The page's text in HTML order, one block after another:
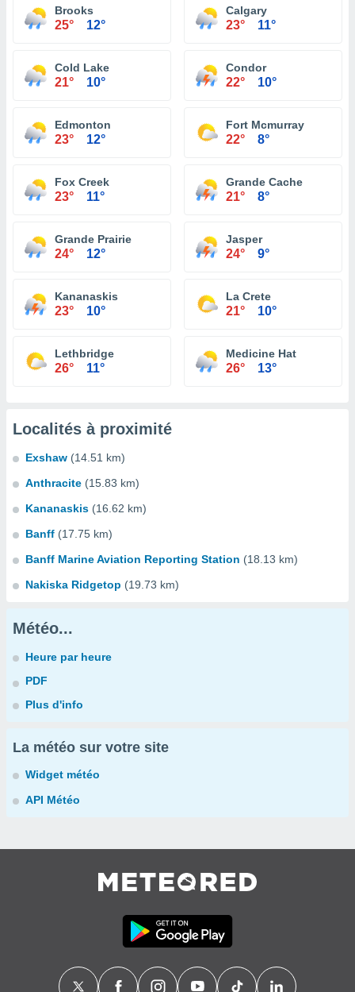
Brooks
25° 12°
Calgary
23° 11°
Cold Lake
21° 10°
Condor
22° 10°
Edmonton
23° 12°
Fort Mcmurray
22° 8°
Fox Creek
23° 11°
Grande Cache
21° 8°
Grande Prairie
24° 12°
Jasper
24° 9°
Kananaskis
23° 10°
La Crete
21° 10°
Lethbridge
26° 11°
Medicine Hat
26° 13°
Localités à proximité
Exshaw (14.51 km)
Anthracite (15.83 km)
Kananaskis (16.62 km)
Banff (17.75 km)
Banff Marine Aviation Reporting Station (18.13 km)
Nakiska Ridgetop (19.73 km)
Météo...
Heure par heure
PDF
Plus d'info
La météo sur votre site
Widget météo
API Météo